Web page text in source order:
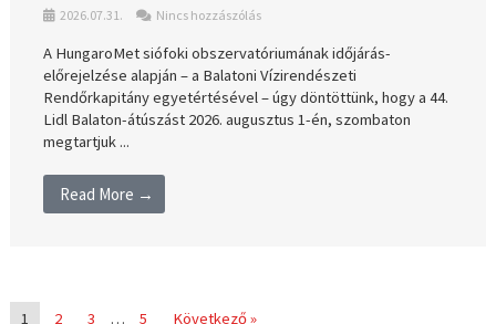
2026.07.31. Nincs hozzászólás
A HungaroMet siófoki obszervatóriumának időjárás-
előrejelzése alapján – a Balatoni Vízirendészeti
Rendőrkapitány egyetértésével – úgy döntöttünk, hogy a 44.
Lidl Balaton-átúszást 2026. augusztus 1-én, szombaton
megtartjuk ...
Read More →
1 2 3 … 5 Következő »